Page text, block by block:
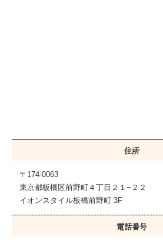
住所
〒174-0063
東京都板橋区前野町４丁目２１−２２
イオンスタイル板橋前野町 3F
電話番号